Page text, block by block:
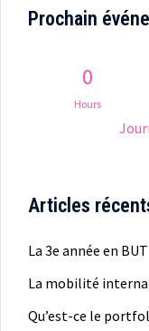
Prochain
0
Hours
Articles
La 3e année en
La mobilité
Qu’est-ce le